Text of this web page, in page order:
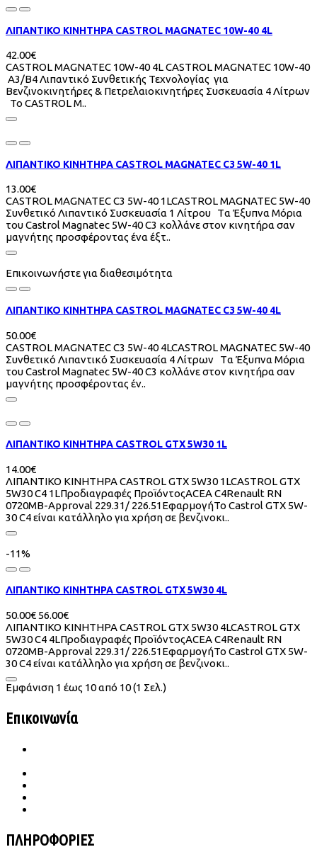
ΛΙΠΑΝΤΙΚΟ ΚΙΝΗΤΗΡΑ CASTROL MAGNATEC 10W-40 4L
42.00€
CASTROL MAGNATEC 10W-40 4L CASTROL MAGNATEC 10W-40
A3/B4 Λιπαντικό Συνθετικής Τεχνολογίας για
Βενζινοκινητήρες & Πετρελαιοκινητήρες Συσκευασία 4 Λίτρων
To CASTROL M..
ΛΙΠΑΝΤΙΚΟ ΚΙΝΗΤΗΡΑ CASTROL MAGNATEC C3 5W-40 1L
13.00€
CASTROL MAGNATEC C3 5W-40 1LCASTROL MAGNATEC 5W-40
Συνθετικό Λιπαντικό Συσκευασία 1 Λίτρου Tα Έξυπνα Μόρια
του Castrol Magnatec 5W-40 C3 κολλάνε στον κινητήρα σαν
μαγνήτης προσφέροντας ένα έξτ..
Επικοινωνήστε για διαθεσιμότητα
ΛΙΠΑΝΤΙΚΟ ΚΙΝΗΤΗΡΑ CASTROL MAGNATEC C3 5W-40 4L
50.00€
CASTROL MAGNATEC C3 5W-40 4LCASTROL MAGNATEC 5W-40
Συνθετικό Λιπαντικό Συσκευασία 4 Λίτρων Tα Έξυπνα Μόρια
του Castrol Magnatec 5W-40 C3 κολλάνε στον κινητήρα σαν
μαγνήτης προσφέροντας έν..
ΛΙΠΑΝΤΙΚΟ ΚΙΝΗΤΗΡΑ CASTROL GTX 5W30 1L
14.00€
ΛΙΠΑΝΤΙΚΟ ΚΙΝΗΤΗΡΑ CASTROL GTX 5W30 1LCASTROL GTX
5W30 C4 1LΠροδιαγραφές ΠροϊόντοςACEA C4Renault RN
0720MB-Approval 229.31/ 226.51ΕφαρμογήΤο Castrol GTX 5W-
30 C4 είναι κατάλληλο για χρήση σε βενζινοκι..
-11%
ΛΙΠΑΝΤΙΚΟ ΚΙΝΗΤΗΡΑ CASTROL GTX 5W30 4L
50.00€ 56.00€
ΛΙΠΑΝΤΙΚΟ ΚΙΝΗΤΗΡΑ CASTROL GTX 5W30 4LCASTROL GTX
5W30 C4 4LΠροδιαγραφές ΠροϊόντοςACEA C4Renault RN
0720MB-Approval 229.31/ 226.51ΕφαρμογήΤο Castrol GTX 5W-
30 C4 είναι κατάλληλο για χρήση σε βενζινοκι..
Εμφάνιση 1 έως 10 από 10 (1 Σελ.)
Επικοινωνία
ΠΛΗΡΟΦΟΡΙΕΣ